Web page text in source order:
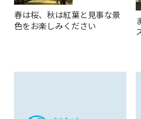
春は桜、秋は紅葉と見事な景
色をお楽しみください